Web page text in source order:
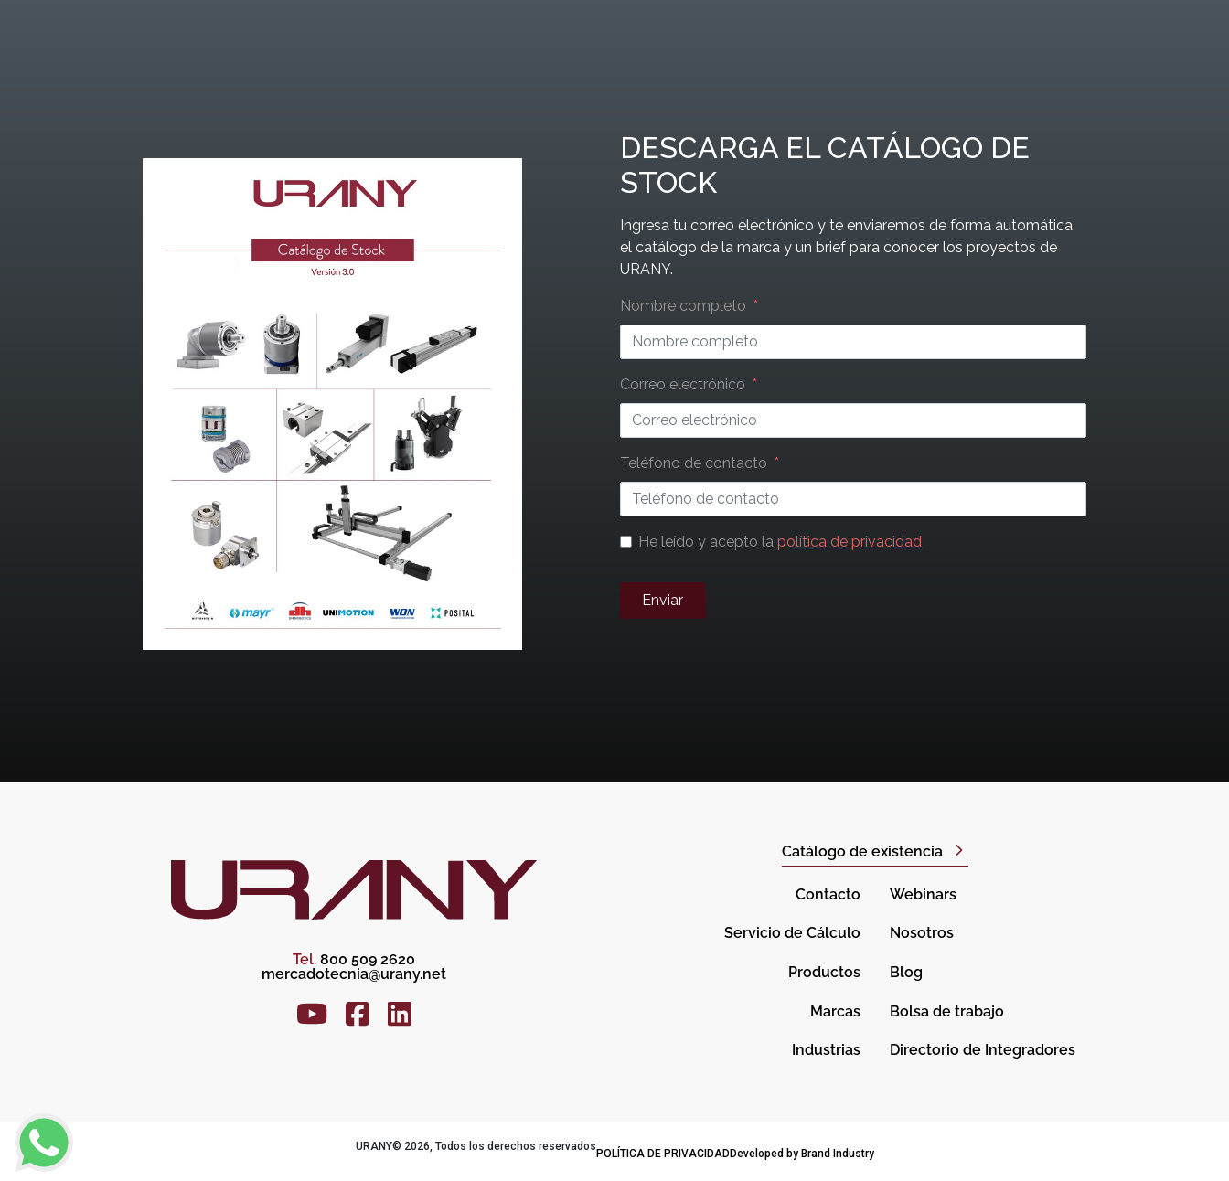
DESCARGA EL CATÁLOGO DE
STOCK
Ingresa tu correo electrónico y te enviaremos de forma automática
el catálogo de la marca y un brief para conocer los proyectos de
URANY.
Leave
this
field
Nombre completo
Correo electrónico
Teléfono de contacto
He leído y acepto lapolítica de privacidad
Enviar
Tel. 800 509 2620
mercadotecnia@urany.net
Catálogo de existencia
Contacto Webinars
Servicio de Cálculo Nosotros
Productos Blog
Marcas Bolsa de trabajo
Industrias Directorio de Integradores
URANY© 2026, Todos los derechos reservados
POLÍTICA DE PRIVACIDADDeveloped by Brand Industry